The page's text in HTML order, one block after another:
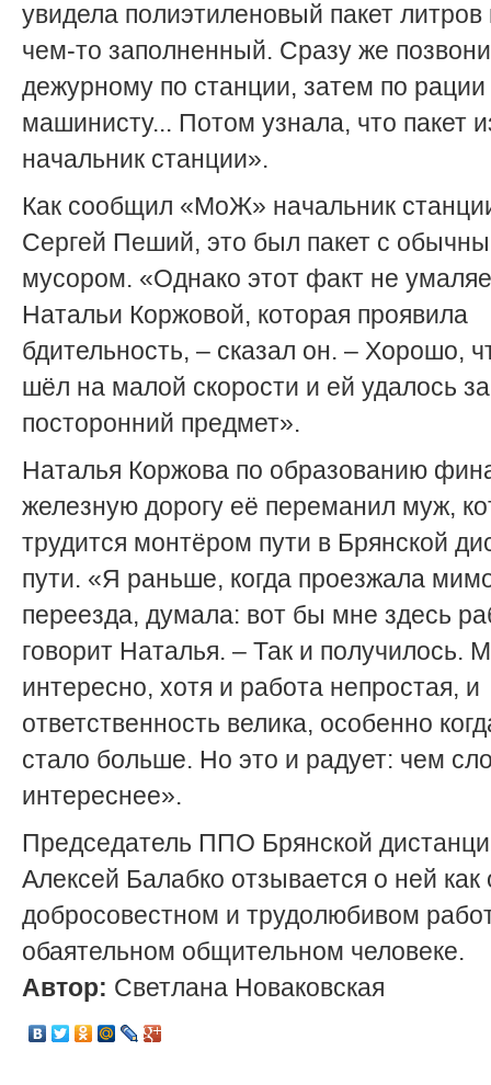
увидела полиэтиленовый пакет
чем-то заполненный. Сразу же
дежурному по станции, затем по
машинисту... Потом узнала, что пакет
начальник станции».
Как сообщил «МоЖ» начальник
Сергей Пе­ший, это был пакет с
мусором. «Однако этот факт не
Натальи Коржовой, которая проявила
бдительность, – сказал он. – Хорошо,
шёл на малой скорости и ей удалось
посторонний предмет».
Наталья Коржова по образованию
железную дорогу её переманил муж,
трудится монтёром пути в Брянской
пути. «Я раньше, когда проезжала
переезда, думала: вот бы мне здесь
говорит Наталья. – Так и получилось.
интересно, хотя и работа непростая, и
ответственность велика, особенно
стало больше. Но это и радует: чем
интереснее».
Председатель ППО Брянской
Алексей Балабко отзывается о ней как
добросовестном и трудолюбивом
обаятельном общительном человеке.
Автор: Светлана Новаковская